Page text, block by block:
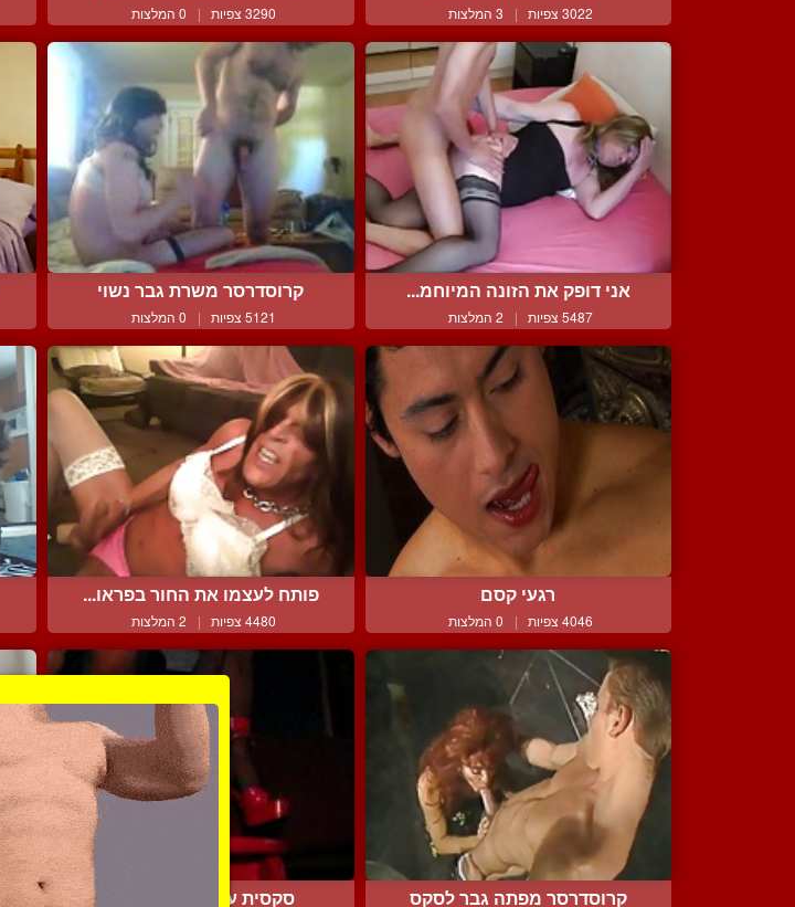
3022 צפיות | 3 המלצות 3290 צפיות | 0 המלצות
אני דופק את הזונה המיוחמ...
5487 צפיות | 2 המלצות
קרוסדרסר משרת גבר נשוי
5121 צפיות | 0 המלצות
רגעי קסם
4046 צפיות | 0 המלצות
פותח לעצמו את החור בפראו...
4480 צפיות | 2 המלצות
קרוסדרסר מפתה גבר לסקס סקסית עם זטרונגול נאה